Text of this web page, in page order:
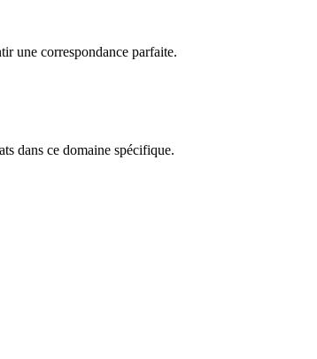
une correspondance parfaite.
dans ce domaine spécifique.